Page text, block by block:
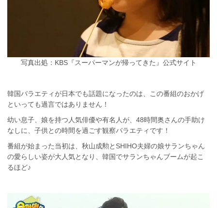
写真出処：KBS『スーパーマンが帰ってきた』公式サイト
韓国バラエティが日本でも話題になったのは、この番組のおかげ
といっても過言ではありません！
幼い息子、娘を持つ人気俳優や有名人が、48時間奥さんの手助け
なしに、子供との時間を過ごす観察バラエティです！
番組が始まった当初は、秋山成勲とSHIHO夫婦の娘サランちゃん
の愛らしい姿が大人気となり、韓国でサランちゃんブームが起こ
るほど♪